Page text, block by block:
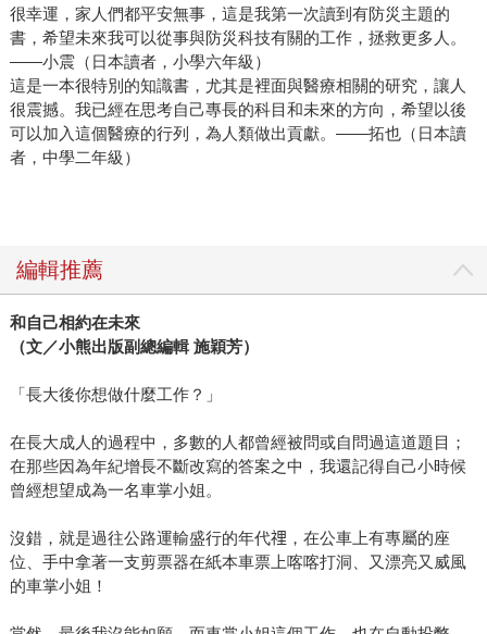
很幸運，家人們都平安無事，這是我第一次讀到有防災主題的
書，希望未來我可以從事與防災科技有關的工作，拯救更多人。
——小震（日本讀者，小學六年級）
這是一本很特別的知識書，尤其是裡面與醫療相關的研究，讓人
很震撼。我已經在思考自己專長的科目和未來的方向，希望以後
可以加入這個醫療的行列，為人類做出貢獻。——拓也（日本讀
者，中學二年級）
編輯推薦
和自己相約在未來
（文／小熊出版副總編輯 施穎芳）
「長大後你想做什麼工作？」
在長大成人的過程中，多數的人都曾經被問或自問過這道題目；
在那些因為年紀增長不斷改寫的答案之中，我還記得自己小時候
曾經想望成為一名車掌小姐。
沒錯，就是過往公路運輸盛行的年代𥚃，在公車上有專屬的座
位、手中拿著一支剪票器在紙本車票上喀喀打洞、又漂亮又威風
的車掌小姐！